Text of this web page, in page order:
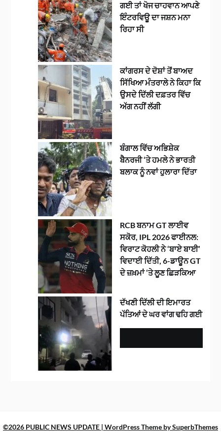
ਗਈ ਤਾਂ ਖੋਜ ਚਾਹਵਾਨ ਆਪਣੇ
ਇੰਟਰਵਿਊ ਦਾ ਜਸ਼ਨ ਮਨਾ
ਰਿਹਾ ਸੀ
ਕਾਂਗਰਸ ਦੇ ਦੋਸ਼ਾਂ ਤੋਂ ਬਾਅਦ
ਸਿੱਖਿਆ ਮੰਤਰਾਲੇ ਨੇ ਕਿਹਾ ਕਿ
ਉਸਦੇ ਦਿੱਲੀ ਦਫ਼ਤਰ ਵਿੱਚ
ਅੱਗ ਨਹੀਂ ਲੱਗੀ
ਬੰਗਾਲ ਵਿੱਚ ਅਭਿਸ਼ੇਕ
ਬੈਨਰਜੀ ‘ਤੇ ਹਮਲੇ ਨੇ ਭਾਰਤੀ
ਬਲਾਕ ਨੂੰ ਨਵਾਂ ਹੁਲਾਰਾ ਦਿੱਤਾ
RCB ਬਨਾਮ GT ਲਾਈਵ
ਸਕੋਰ, IPL 2026 ਫਾਈਨਲ:
ਵਿਰਾਟ ਕੋਹਲੀ ਨੇ ‘ਬਾਏ ਬਾਈ’
ਵਿਦਾਈ ਦਿੱਤੀ, 6-ਡਾਊਨ GT
ਦੇ ਜ਼ਖ਼ਮਾਂ ‘ਤੇ ਲੂਣ ਛਿੜਕਿਆ
ਦੱਖਣੀ ਦਿੱਲੀ ਦੀ ਇਮਾਰਤ
ਪੱਤਿਆਂ ਦੇ ਘਰ ਵਾਂਗ ਢਹਿ ਗਈ
©2026 PUBLIC NEWS UPDATE | WordPress Theme bySuperbThemes